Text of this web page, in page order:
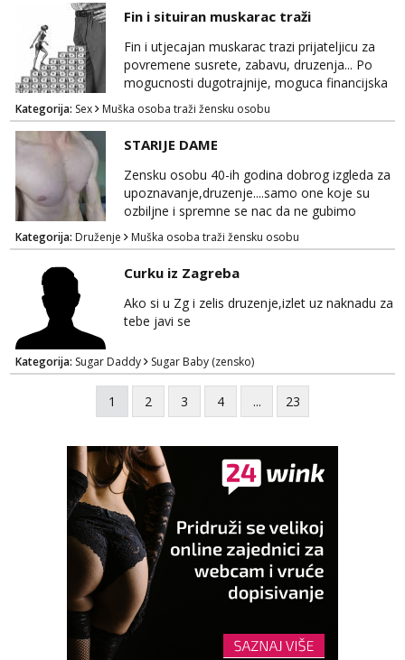
Fin i situiran muskarac traži
Fin i utjecajan muskarac trazi prijateljicu za
povremene susrete, zabavu, druzenja... Po
mogucnosti dugotrajnije, moguca financijska
potpora!
Kategorija: Sex Muška osoba traži žensku osobu
STARIJE DAME
Zensku osobu 40-ih godina dobrog izgleda za
upoznavanje,druzenje....samo one koje su
ozbiljne i spremne se nac da ne gubimo
vrijeme!
Kategorija: Druženje Muška osoba traži žensku osobu
Curku iz Zagreba
Ako si u Zg i zelis druzenje,izlet uz naknadu za
tebe javi se
Kategorija: Sugar Daddy Sugar Baby (zensko)
1 2 3 4 ... 23